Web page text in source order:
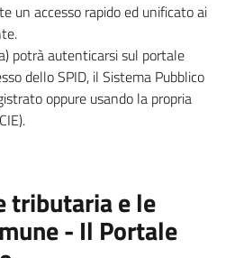
un accesso rapido ed unificato ai
potrà autenticarsi sul portale
dello SPID, il Sistema Pubblico
oppure usando la propria
tributaria e le
- Il Portale